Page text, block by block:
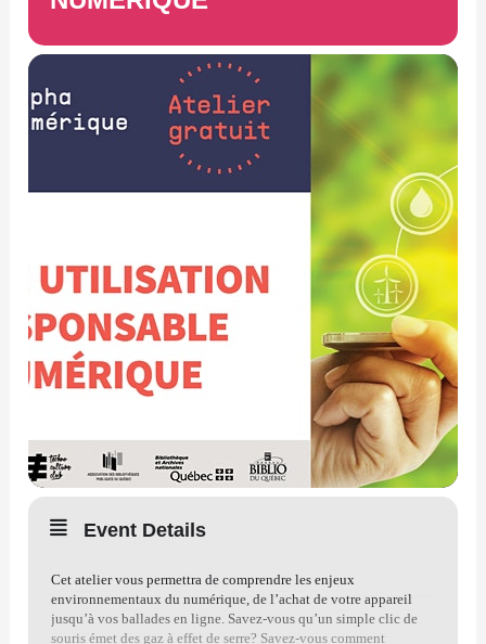
Event Details
Cet atelier vous permettra de comprendre les enjeux
environnementaux du numérique, de l’achat de votre appareil
jusqu’à vos ballades en ligne. Savez-vous qu’un simple clic de
souris émet des gaz à effet de serre? Savez-vous comment